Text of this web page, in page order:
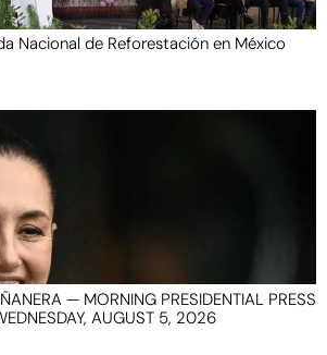
Nacional de Reforestación en México
— MORNING PRESIDENTIAL PRESS
AUGUST 5, 2026